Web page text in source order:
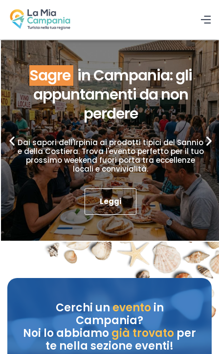
Sagre in Campania: gli
appuntamenti da non
perdere
Dai sapori dell'Irpinia ai prodotti tipici del Sannio
e della Costiera. Trova l'evento perfetto per il tuo
prossimo weekend fuori porta tra eccellenze
locali e convivialità.
Leggi
Cerchi unevento in
Campania?
Noi lo abbiamo già trovatoper
te nella sezione eventi!